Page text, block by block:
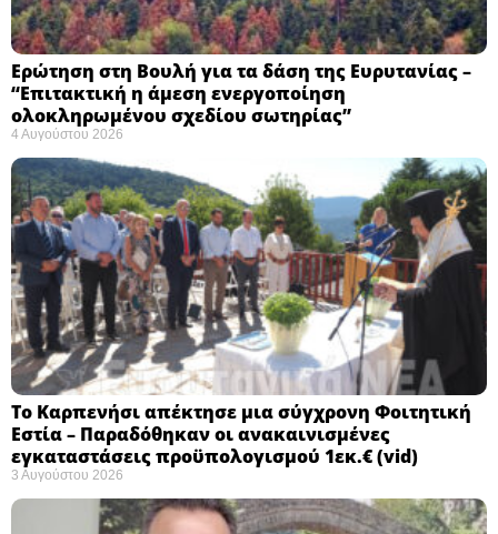
Ερώτηση στη Βουλή για τα δάση της Ευρυτανίας –
“Eπιτακτική η άμεση ενεργοποίηση
ολοκληρωμένου σχεδίου σωτηρίας”
4 Αυγούστου 2026
Το Καρπενήσι απέκτησε μια σύγχρονη Φοιτητική
Εστία – Παραδόθηκαν οι ανακαινισμένες
εγκαταστάσεις προϋπολογισμού 1εκ.€ (vid)
3 Αυγούστου 2026